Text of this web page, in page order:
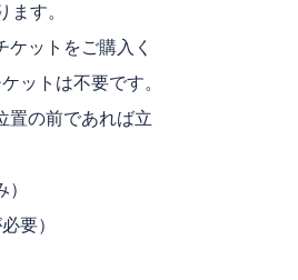
す。
ットをご購入く
ットは不要です。
置の前であれば立
要）